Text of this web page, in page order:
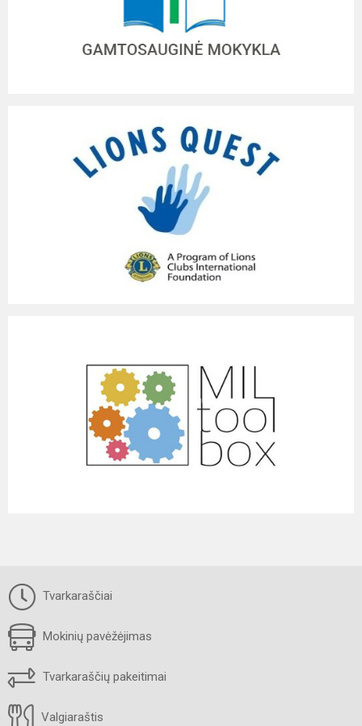
Tvarkaraščiai
Mokinių pavėžėjimas
Tvarkaraščių pakeitimai
Valgiaraštis